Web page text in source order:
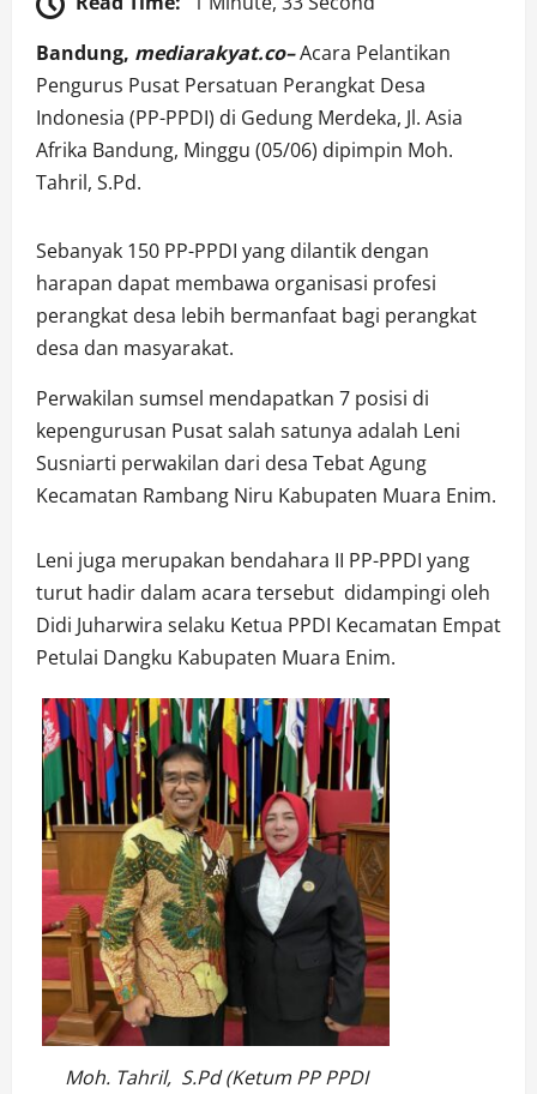
Bandung, mediarakyat.co–Acara Pelantikan
Pengurus Pusat Persatuan Perangkat Desa
Indonesia (PP-PPDI) di Gedung Merdeka, Jl. Asia
Afrika Bandung, Minggu (05/06) dipimpin Moh.
Tahril, S.Pd.
Sebanyak 150 PP-PPDI yang dilantik dengan
harapan dapat membawa organisasi profesi
perangkat desa lebih bermanfaat bagi perangkat
desa dan masyarakat.
Perwakilan sumsel mendapatkan 7 posisi di
kepengurusan Pusat salah satunya adalah Leni
Susniarti perwakilan dari desa Tebat Agung
Kecamatan Rambang Niru Kabupaten Muara Enim.
Leni juga merupakan bendahara II PP-PPDI yang
turut hadir dalam acara tersebut didampingi oleh
Didi Juharwira selaku Ketua PPDI Kecamatan Empat
Petulai Dangku Kabupaten Muara Enim.
Moh. Tahril, S.Pd (Ketum PP PPDI